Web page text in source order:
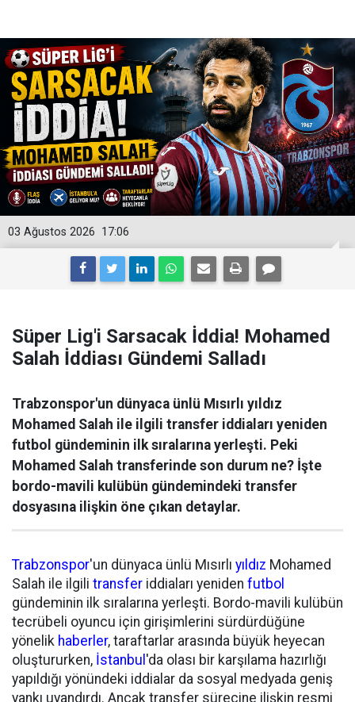
17:06
03 Ağustos 2026
Süper Lig'i Sarsacak İddia! Mohamed
Salah İddiası Gündemi Salladı
Trabzonspor'un dünyaca ünlü Mısırlı yıldız
Mohamed Salah ile ilgili transfer iddiaları yeniden
futbol gündeminin ilk sıralarına yerleşti. Peki
Mohamed Salah transferinde son durum ne? İşte
bordo-mavili kulübün gündemindeki transfer
dosyasına ilişkin öne çıkan detaylar.
Trabzonspor'un dünyaca ünlü Mısırlı yıldız Mohamed
Salah ile ilgili transfer iddiaları yeniden futbol
gündeminin ilk sıralarına yerleşti. Bordo-mavili kulübün
tecrübeli oyuncu için girişimlerini sürdürdüğüne
yönelik haberler, taraftarlar arasında büyük heyecan
oluştururken, İstanbul 'da olası bir karşılama hazırlığı
yapıldığı yönündeki iddialar da sosyal medyada geniş
yankı uyandırdı. Ancak transfer sürecine ilişkin resmi